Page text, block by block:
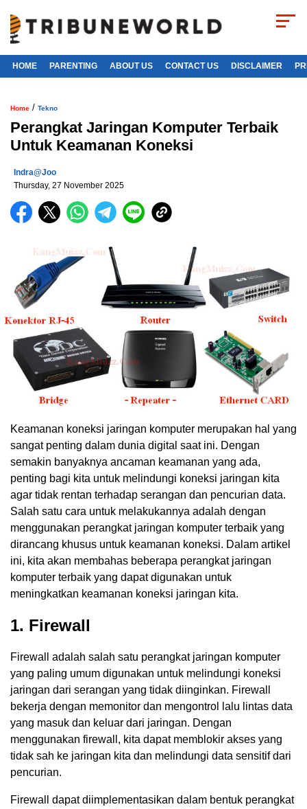
HOME PARENTING ABOUT US CONTACT US DISCLAIMER
Home / Tekno
Perangkat Jaringan Komputer Terbaik
Untuk Keamanan Koneksi
Indra@joo
Thursday, 27 November 2025
Keamanan koneksi jaringan komputer merupakan hal yang
sangat penting dalam dunia digital saat ini. Dengan
semakin banyaknya ancaman keamanan yang ada,
penting bagi kita untuk melindungi koneksi jaringan kita
agar tidak rentan terhadap serangan dan pencurian data.
Salah satu cara untuk melakukannya adalah dengan
menggunakan perangkat jaringan komputer terbaik yang
dirancang khusus untuk keamanan koneksi. Dalam artikel
ini, kita akan membahas beberapa perangkat jaringan
komputer terbaik yang dapat digunakan untuk
meningkatkan keamanan koneksi jaringan kita.
1. Firewall
Firewall adalah salah satu perangkat jaringan komputer
yang paling umum digunakan untuk melindungi koneksi
jaringan dari serangan yang tidak diinginkan. Firewall
bekerja dengan memonitor dan mengontrol lalu lintas data
yang masuk dan keluar dari jaringan. Dengan
menggunakan firewall, kita dapat memblokir akses yang
tidak sah ke jaringan kita dan melindungi data sensitif dari
pencurian.
Firewall dapat diimplementasikan dalam bentuk perangkat